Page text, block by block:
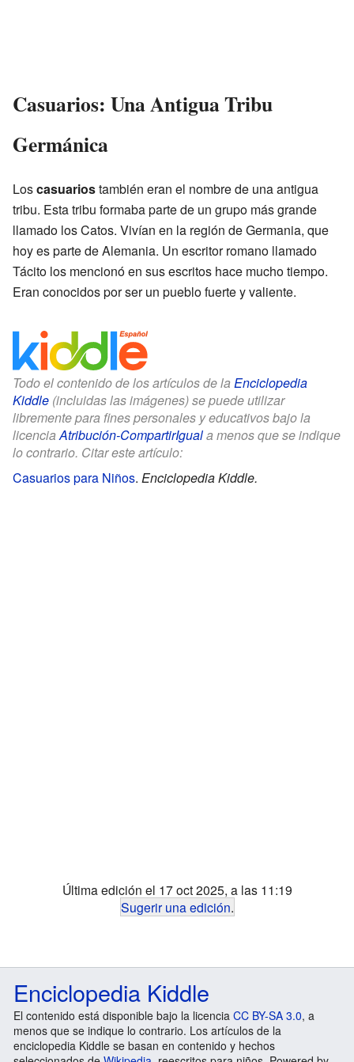
Casuarios: Una Antigua Tribu
Germánica
Loscasuariostambién eran el nombre de una antigua
tribu. Esta tribu formaba parte de un grupo más grande
llamado los Catos. Vivían en la región de Germania, que
hoy es parte de Alemania. Un escritor romano llamado
Tácito los mencionó en sus escritos hace mucho tiempo.
Eran conocidos por ser un pueblo fuerte y valiente.
Todo el contenido de los artículos de la Enciclopedia
Kiddle (incluidas las imágenes) se puede utilizar
libremente para fines personales y educativos bajo la
licenciaAtribución-CompartirIguala menos que se indique
lo contrario. Citar este artículo:
Casuarios para Niños. Enciclopedia Kiddle.
Última edición el 17 oct 2025, a las 11:19
Sugerir una edición.
Enciclopedia Kiddle
El contenido está disponible bajo la licencia CC BY-SA 3.0, a
menos que se indique lo contrario. Los artículos de la
enciclopedia Kiddle se basan en contenido y hechos